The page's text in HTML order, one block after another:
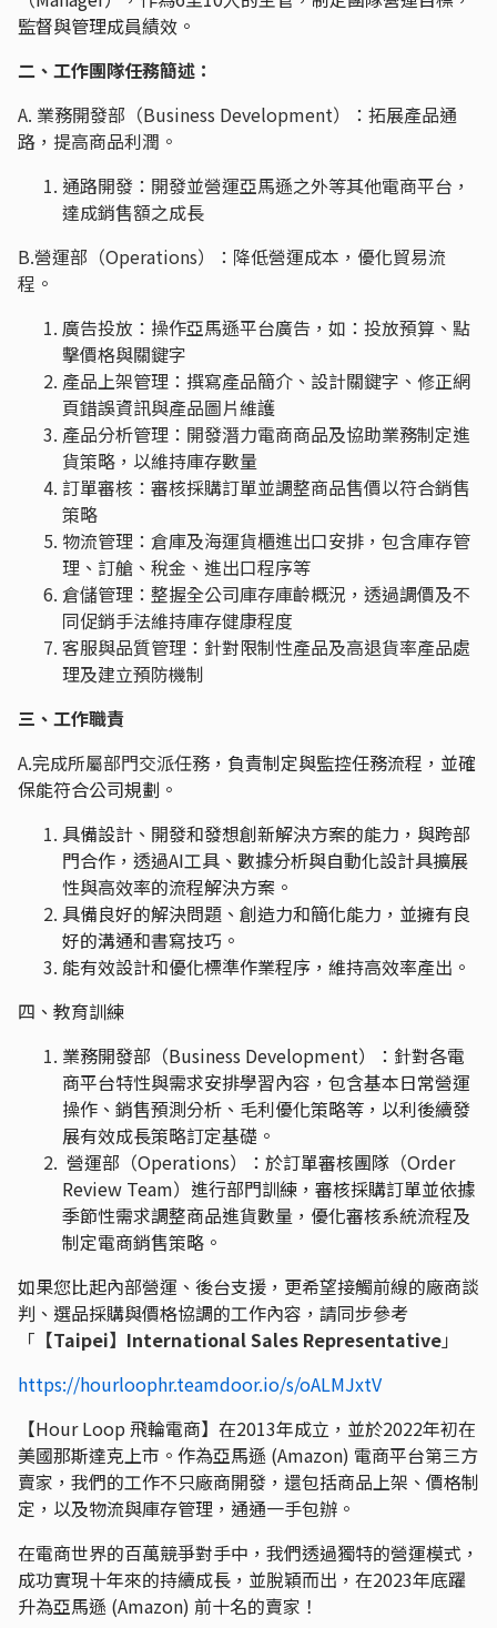
監督與管理成員績效。
二、工作團隊任務簡述：
A. 業務開發部（Business Development）：拓展產品通
路，提高商品利潤。
通路開發：開發並營運亞馬遜之外等其他電商平台，
達成銷售額之成長
B.營運部（Operations）：降低營運成本，優化貿易流
程。
廣告投放：操作亞馬遜平台廣告，如：投放預算、點
擊價格與關鍵字
產品上架管理：撰寫產品簡介、設計關鍵字、修正網
頁錯誤資訊與產品圖片維護
產品分析管理：開發潛力電商商品及協助業務制定進
貨策略，以維持庫存數量
訂單審核：審核採購訂單並調整商品售價以符合銷售
策略
物流管理：倉庫及海運貨櫃進出口安排，包含庫存管
理、訂艙、稅金、進出口程序等
倉儲管理：整握全公司庫存庫齡概況，透過調價及不
同促銷手法維持庫存健康程度
客服與品質管理：針對限制性產品及高退貨率產品處
理及建立預防機制
三、工作職責
A.完成所屬部門交派任務 ，負責制定與監控任務流程，並確
保能符合公司規劃。
具備設計、開發和發想創新解決方案的能力，與跨部
門合作，透過AI工具、數據分析與自動化設計具擴展
性與高效率的流程解決方案。
具備良好的解決問題、創造力和簡化能力，並擁有良
好的溝通和書寫技巧。
能有效設計和優化標準作業程序，維持高效率產出。
四、教育訓練
業務開發部（Business Development）：針對各電
商平台特性與需求安排學習內容，包含基本日常營運
操作、銷售預測分析、毛利優化策略等，以利後續發
展有效成長策略訂定基礎。
營運部（Operations）：於訂單審核團隊（Order
Review Team）進行部門訓練，審核採購訂單並依據
季節性需求調整商品進貨數量，優化審核系統流程及
制定電商銷售策略。
如果您比起內部營運、後台支援，更希望接觸前線的廠商談
判、選品採購與價格協調的工作內容，請同步參考
「 【Taipei】International Sales Representative」
https://hourloophr.teamdoor.io/s/oALMJxtV
【Hour Loop 飛輪電商】在2013年成立，並於2022年初在
美國那斯達克上市。作為亞馬遜 (Amazon) 電商平台第三方
賣家，我們的工作不只廠商開發，還包括商品上架、價格制
定，以及物流與庫存管理，通通一手包辦。
在電商世界的百萬競爭對手中，我們透過獨特的營運模式，
成功實現十年來的持續成長，並脫穎而出，在2023年底躍
升為亞馬遜 (Amazon) 前十名的賣家！